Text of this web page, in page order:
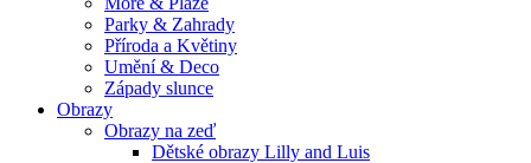
Parky & Zahrady
Příroda a Květiny
Umění & Deco
Západy slunce
Obrazy
Obrazy na zeď
Dětské obrazy Lilly and Luis